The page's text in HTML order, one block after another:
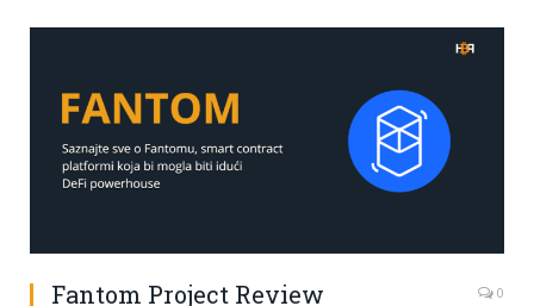
Fantom Project Review 0